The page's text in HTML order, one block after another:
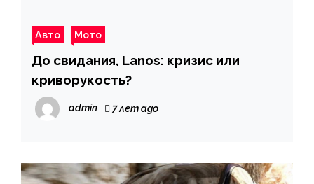
Авто Мото
До свидания, Lanos: кризис или
криворукость?
admin 7 лет ago